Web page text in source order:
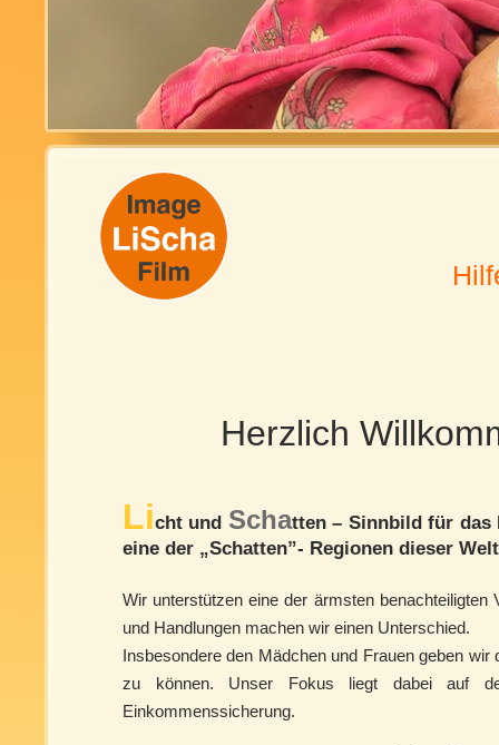
Herzlich
Licht und Schatten – Sinnbild für das
eine der „Schatten”- Regionen dieser
Wir unterstützen eine der ärmsten
und Handlungen machen wir einen Unterschied.
Insbesondere den Mädchen und Frauen geben
zu können. Unser Fokus liegt dabei auf
Einkommenssicherung.